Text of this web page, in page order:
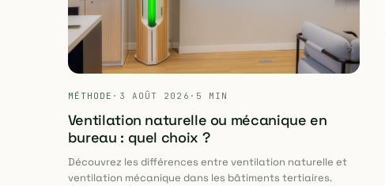
MÉTHODE · 3 AOÛT 2026 · 5 MIN
Ventilation naturelle ou mécanique en
bureau : quel choix ?
Découvrez les différences entre ventilation naturelle et
ventilation mécanique dans les bâtiments tertiaires.